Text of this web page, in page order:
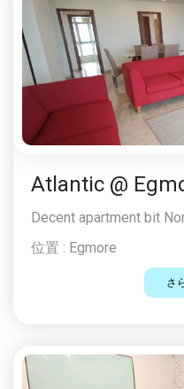
Atlantic @
Decent apartment bit
位置 : Egmore
さ